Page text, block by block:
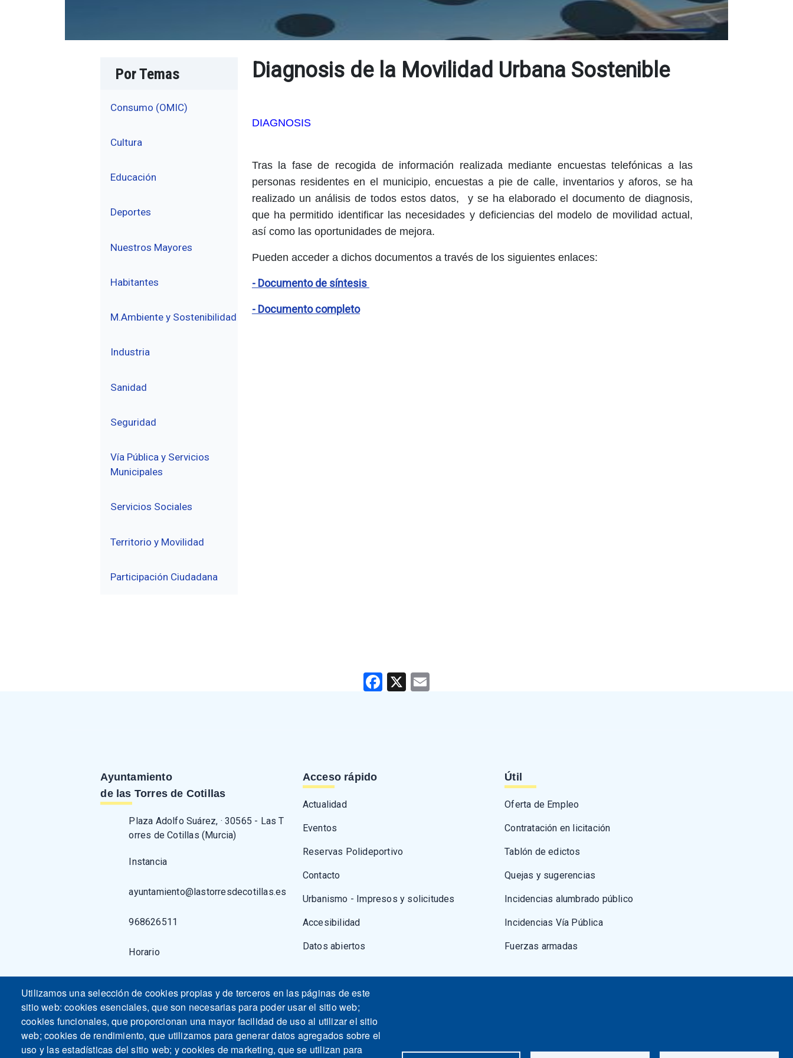
Por Temas
Consumo (OMIC)
Cultura
Educación
Deportes
Nuestros Mayores
Habitantes
M.Ambiente y Sostenibilidad
Industria
Sanidad
Seguridad
Vía Pública y Servicios
Municipales
Servicios Sociales
Territorio y Movilidad
Participación Ciudadana
Diagnosis de la Movilidad Urbana Sostenible
DIAGNOSIS
Tras la fase de recogida de información realizada mediante encuestas telefónicas a las
personas residentes en el municipio, encuestas a pie de calle, inventarios y aforos, se ha
realizado un análisis de todos estos datos, y se ha elaborado el documento de diagnosis,
que ha permitido identificar las necesidades y deficiencias del modelo de movilidad actual,
así como las oportunidades de mejora.
Pueden acceder a dichos documentos a través de los siguientes enlaces:
- Documento de síntesis
- Documento completo
Facebook
X
Ayuntamiento
de las Torres de Cotillas
Plaza Adolfo Suárez, · 30565 - Las T
orres de Cotillas (Murcia)
Instancia
ayuntamiento@lastorresdecotillas.es
968626511
Horario
Acceso rápido
Actualidad
Eventos
Reservas Polideportivo
Contacto
Urbanismo - Impresos y solicitudes
Accesibilidad
Datos abiertos
Útil
Oferta de Empleo
Contratación en licitación
Tablón de edictos
Quejas y sugerencias
Incidencias alumbrado público
Incidencias Vía Pública
Fuerzas armadas
Utilizamos una selección de cookies propias y de terceros en las páginas de este
sitio web: cookies esenciales, que son necesarias para poder usar el sitio web;
cookies funcionales, que proporcionan una mayor facilidad de uso al utilizar el sitio
web; cookies de rendimiento, que utilizamos para generar datos agregados sobre el
uso y las estadísticas del sitio web; y cookies de marketing, que se utilizan para